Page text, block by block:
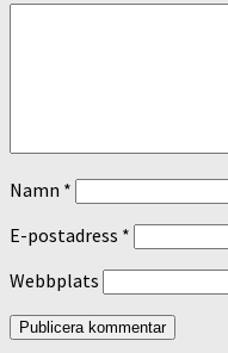
Namn *
E-postadress *
Webbplats